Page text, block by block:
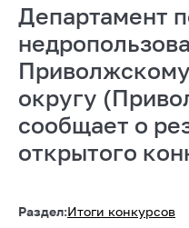
Департамент
округу
сообщает о
открытого
Раздел:Итоги конкурсов